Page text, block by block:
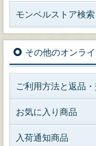
モンベルストア検索
その他のオンラ
ご利用方法と返品
お気に入り商品
入荷通知商品